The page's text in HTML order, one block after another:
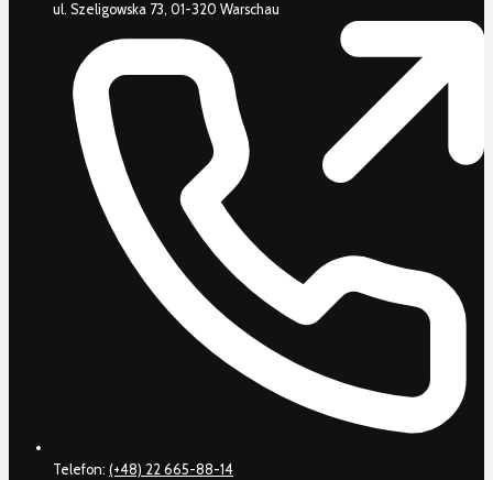
ul. Szeligowska 73, 01-320 Warschau
Telefon: (+48) 22 665-88-14